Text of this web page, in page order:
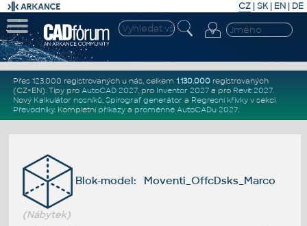
CZ | SK| EN | DE
Přes 123.000 registrovaných u nás, celkem 1.130.000registrovaných
(CZ+EN). Tipy pro AutoCAD 2027, pro Inventor 2027a pro Revit 2027.
Nový Kalkulátor nosníků, Spirograf generátor a Regresní křivkyv sekci
Převodníky. Kompletní příkazya proměnné AutoCADu 2027.
Blok-model: Moventi_OffcDsks_Marco
(Nábytek)